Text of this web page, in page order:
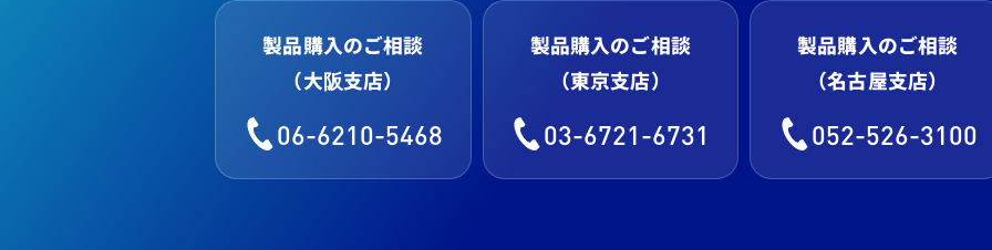
製品購入のご相談
（大阪支店）
06-6210-5468
製品購入のご相談
（東京支店）
03-6721-6731
製品購入のご相談
（名古屋支店）
052-526-3100